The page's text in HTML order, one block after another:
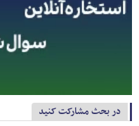
در بحث مشارکت کنید